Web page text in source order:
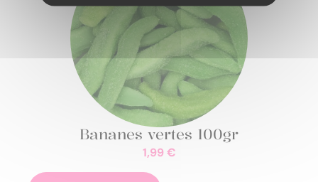
Bananes vertes 100gr
1,99€